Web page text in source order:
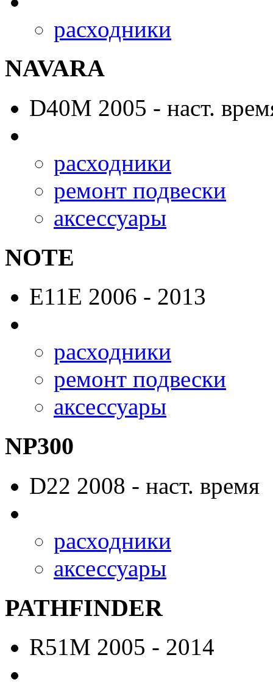
расходники
NAVARA
D40M 2005 - наст.
расходники
ремонт подвески
аксессуары
NOTE
E11E 2006 - 2013
расходники
ремонт подвески
аксессуары
NP300
D22 2008 - наст. время
расходники
аксессуары
PATHFINDER
R51M 2005 - 2014